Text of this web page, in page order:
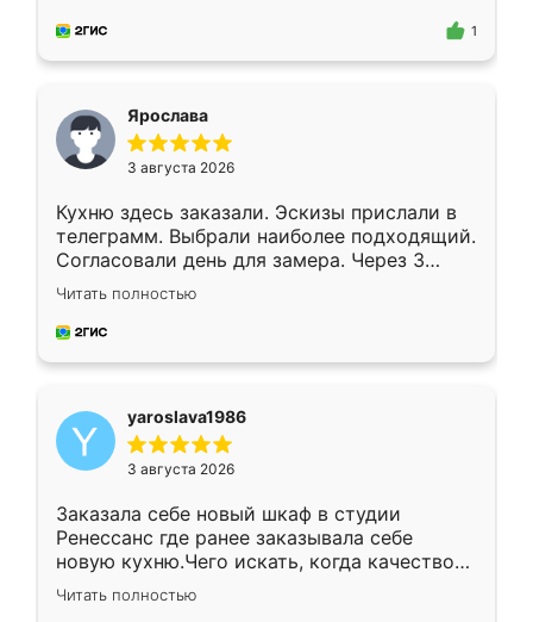
для замера сотрудник Владислав
предложил по моему эскизу самый
1
Ярослава
3 августа 2026
Кухню здесь заказали. Эскизы прислали в
телеграмм. Выбрали наиболее подходящий.
Согласовали день для замера. Через 3
недели кухня была уже готова. Остались
довольны работой. Спасибо Ренессанс
мебель за качественную работу!
Читать полностью
yaroslava1986
3 августа 2026
Заказала себе новый шкаф в студии
Ренессанс где ранее заказывала себе
новую кухню.Чего искать, когда качеством
вполне довольна. Служит кухня уже почти
два года, нареканий нет.
Читать полностью